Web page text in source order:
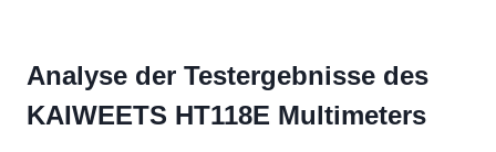
Analyse der Testergebnisse des
KAIWEETS HT118E Multimeters